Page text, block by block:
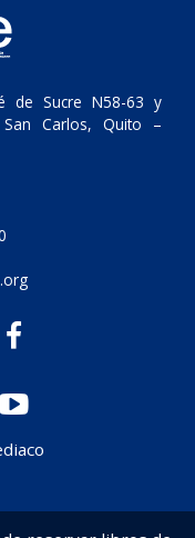
de Sucre N58-63 y
Carlos, Quito –